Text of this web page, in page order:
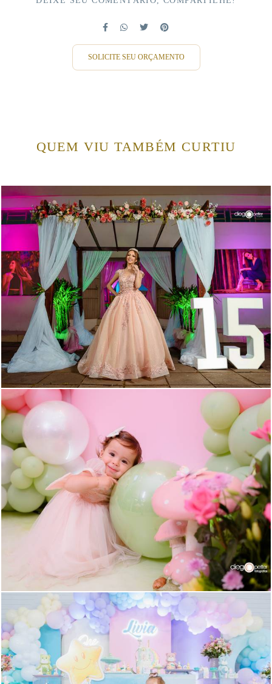
SOLICITE SEU ORÇAMENTO
QUEM VIU TAMBÉM CURTIU
2019 5
229 0